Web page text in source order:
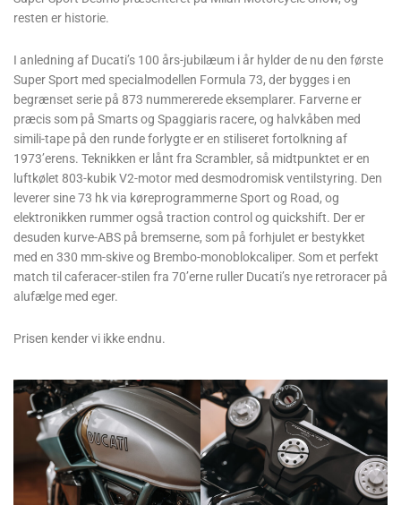
resten er historie.
I anledning af Ducati’s 100 års-jubilæum i år hylder de nu den første
Super Sport med specialmodellen Formula 73, der bygges i en
begrænset serie på 873 nummererede eksemplarer. Farverne er
præcis som på Smarts og Spaggiaris racere, og halvkåben med
simili-tape på den runde forlygte er en stiliseret fortolkning af
1973’erens. Teknikken er lånt fra Scrambler, så midtpunktet er en
luftkølet 803-kubik V2-motor med desmodromisk ventilstyring. Den
leverer sine 73 hk via køreprogrammerne Sport og Road, og
elektronikken rummer også traction control og quickshift. Der er
desuden kurve-ABS på bremserne, som på forhjulet er bestykket
med en 330 mm-skive og Brembo-monoblokcaliper. Som et perfekt
match til caferacer-stilen fra 70’erne ruller Ducati’s nye retroracer på
alufælge med eger.
Prisen kender vi ikke endnu.